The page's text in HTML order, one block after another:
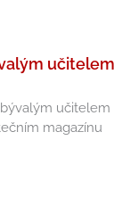
učitelem
učitelem
magazínu